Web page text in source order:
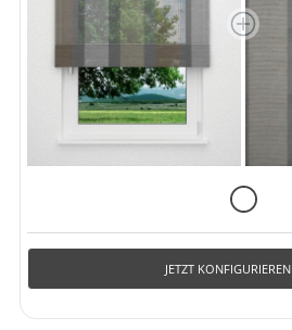
JETZT KONFIGURIEREN